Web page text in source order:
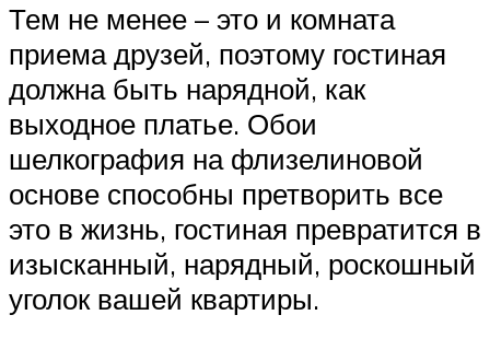
Тем не менее – это и комната
приема друзей, поэтому гостиная
должна быть нарядной, как
выходное платье. Обои
шелкография на флизелиновой
основе способны претворить все
это в жизнь, гостиная превратится в
изысканный, нарядный, роскошный
уголок вашей квартиры.